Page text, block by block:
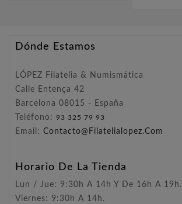
Dónde Estamos
LÓPEZ Filatelia & Numismática
Calle Entença 42
Barcelona 08015 - España
Teléfono: 93 325 79 93
Email: Contacto@filatelialopez.com
Horario De La Tienda
Lun / Jue: 9:30h A 14h Y De 16h A 19h.
Viernes: 9:30h A 14h.